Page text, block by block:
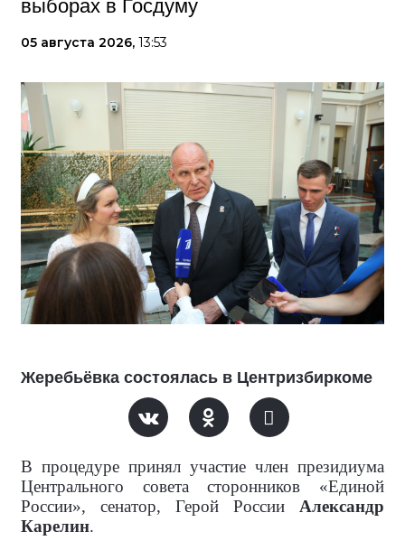
выборах в Госдуму
05 августа 2026, 13:53
Жеребьёвка состоялась в Центризбиркоме
В процедуре принял участие член президиума
Центрального совета сторонников «Единой
России», сенатор, Герой России Александр
Карелин.